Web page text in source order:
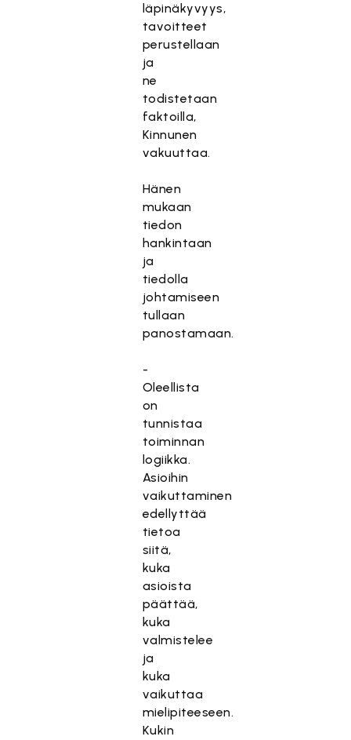
läpinäkyvyys,
tavoitteet
perustellaan
ja
ne
todistetaan
faktoilla,
Kinnunen
vakuuttaa.
Hänen
mukaan
tiedon
hankintaan
ja
tiedolla
johtamiseen
tullaan
panostamaan.
-
Oleellista
on
tunnistaa
toiminnan
logiikka.
Asioihin
vaikuttaminen
edellyttää
tietoa
siitä,
kuka
asioista
päättää,
kuka
valmistelee
ja
kuka
vaikuttaa
mielipiteeseen.
Kukin